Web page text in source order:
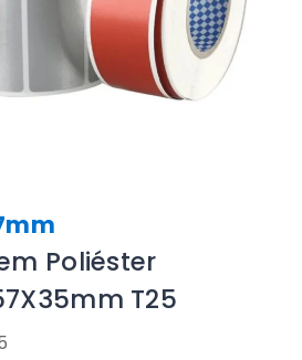
Poliéster
T25